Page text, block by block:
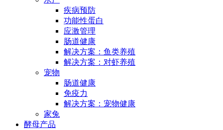
疾病预防
功能性蛋白
应激管理
肠道健康
解决方案：鱼类养殖
解决方案：对虾养殖
宠物
肠道健康
免疫力
解决方案：宠物健康
家兔
酵母产品